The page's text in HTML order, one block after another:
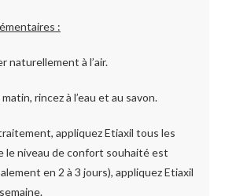
:
naturellement à l’air.
rincez à l’eau et au savon.
appliquez Etiaxil tous les
le niveau de confort souhaité est
en 2 à 3 jours), appliquez Etiaxil